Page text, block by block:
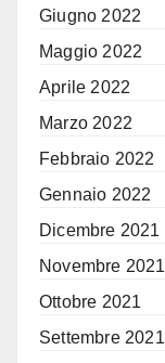
Giugno 2022
Maggio 2022
Aprile 2022
Marzo 2022
Febbraio 2022
Gennaio 2022
Dicembre 2021
Novembre 2021
Ottobre 2021
Settembre 2021